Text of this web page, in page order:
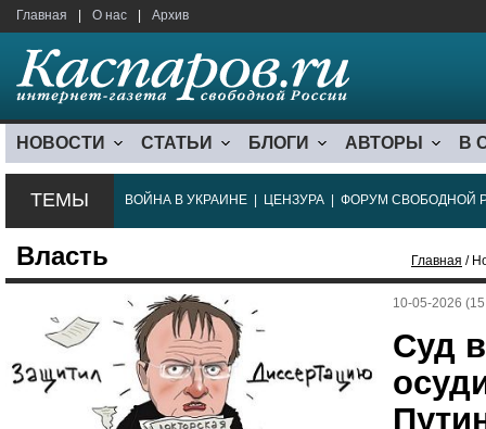
Главная О нас Архив
НОВОСТИ СТАТЬИ БЛОГИ АВТОРЫ В
ТЕМЫ ВОЙНА В УКРАИНЕ ЦЕНЗУРА ФОРУМ СВОБОДНОЙ
Власть Главная /
10-05-2026
Суд